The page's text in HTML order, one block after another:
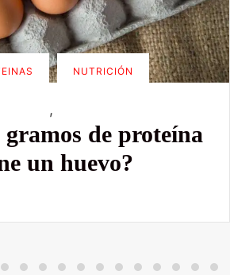
,
NUTRICIÓN
gramos de proteína
un huevo?